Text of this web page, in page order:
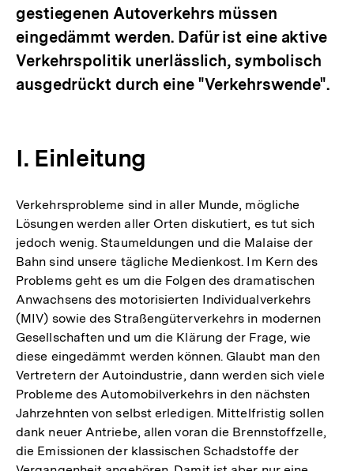
gestiegenen Autoverkehrs müssen
eingedämmt werden. Dafür ist eine aktive
Verkehrspolitik unerlässlich, symbolisch
ausgedrückt durch eine "Verkehrswende".
I. Einleitung
Verkehrsprobleme sind in aller Munde, mögliche
Lösungen werden aller Orten diskutiert, es tut sich
jedoch wenig. Staumeldungen und die Malaise der
Bahn sind unsere tägliche Medienkost. Im Kern des
Problems geht es um die Folgen des dramatischen
Anwachsens des motorisierten Individualverkehrs
(MIV) sowie des Straßengüterverkehrs in modernen
Gesellschaften und um die Klärung der Frage, wie
diese eingedämmt werden können. Glaubt man den
Vertretern der Autoindustrie, dann werden sich viele
Probleme des Automobilverkehrs in den nächsten
Jahrzehnten von selbst erledigen. Mittelfristig sollen
dank neuer Antriebe, allen voran die Brennstoffzelle,
die Emissionen der klassischen Schadstoffe der